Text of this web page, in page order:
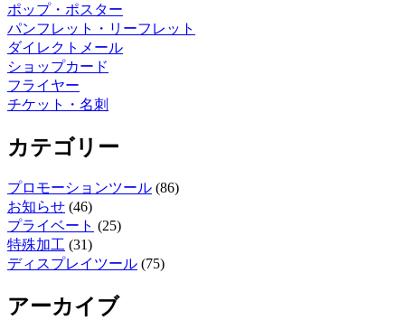
ポップ・ポスター
パンフレット・リーフレット
ダイレクトメール
ショップカード
フライヤー
チケット・名刺
カテゴリー
プロモーションツール (86)
お知らせ (46)
プライベート (25)
特殊加工 (31)
ディスプレイツール (75)
アーカイブ